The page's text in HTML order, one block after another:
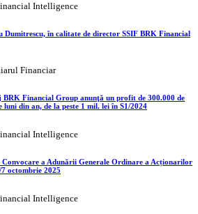
Intelligence
Dumitrescu, în calitate de director SSIF BRK Financial
Financiar
BRK Financial Group anunţă un profit de 300.000 de
luni din an, de la peste 1 mil. lei în S1/2024
Intelligence
a Adunării Generale Ordinare a Acționarilor
octombrie 2025
Intelligence